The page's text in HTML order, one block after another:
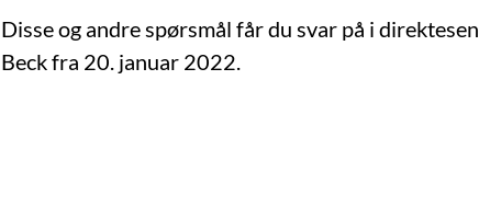
Disse og andre spørsmål får du svar på i
Beck fra 20. januar 2022.